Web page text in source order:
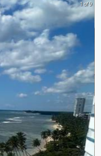
1 of 9